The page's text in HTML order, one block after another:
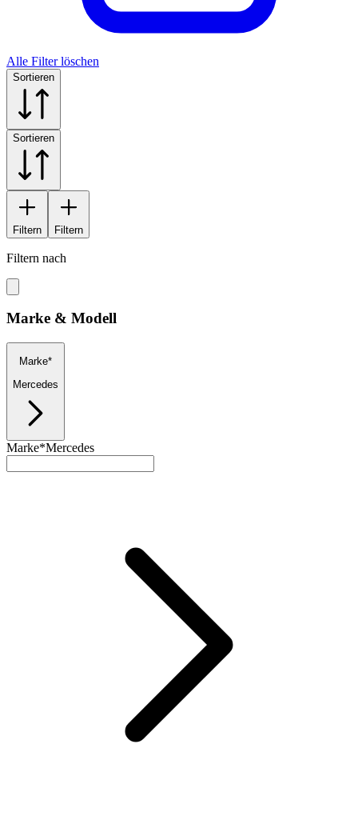
Alle Filter löschen
Sortieren
Sortieren
Filtern Filtern
Filtern nach
Marke & Modell
Marke*
Mercedes
Marke*Mercedes